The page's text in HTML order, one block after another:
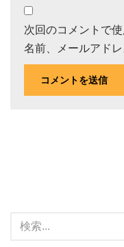
次回のコメントで
名前、メールアド